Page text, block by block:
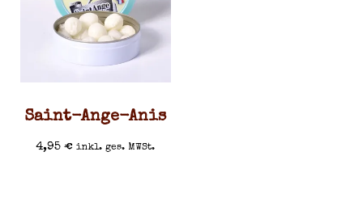
Saint-Ange-Anis
4,95€ inkl. ges. MWSt.